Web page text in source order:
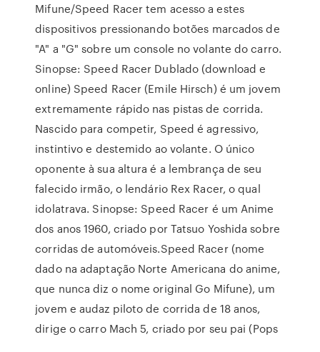
Mifune/Speed Racer tem acesso a estes
dispositivos pressionando botões marcados de
"A" a "G" sobre um console no volante do carro.
Sinopse: Speed Racer Dublado (download e
online) Speed Racer (Emile Hirsch) é um jovem
extremamente rápido nas pistas de corrida.
Nascido para competir, Speed é agressivo,
instintivo e destemido ao volante. O único
oponente à sua altura é a lembrança de seu
falecido irmão, o lendário Rex Racer, o qual
idolatrava. Sinopse: Speed Racer é um Anime
dos anos 1960, criado por Tatsuo Yoshida sobre
corridas de automóveis.Speed Racer (nome
dado na adaptação Norte Americana do anime,
que nunca diz o nome original Go Mifune), um
jovem e audaz piloto de corrida de 18 anos,
dirige o carro Mach 5, criado por seu pai (Pops